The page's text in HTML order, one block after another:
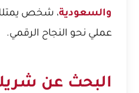
والسعودية، شخص يمتلك
عملي نحو النجاح الرقمي.
البحث عن